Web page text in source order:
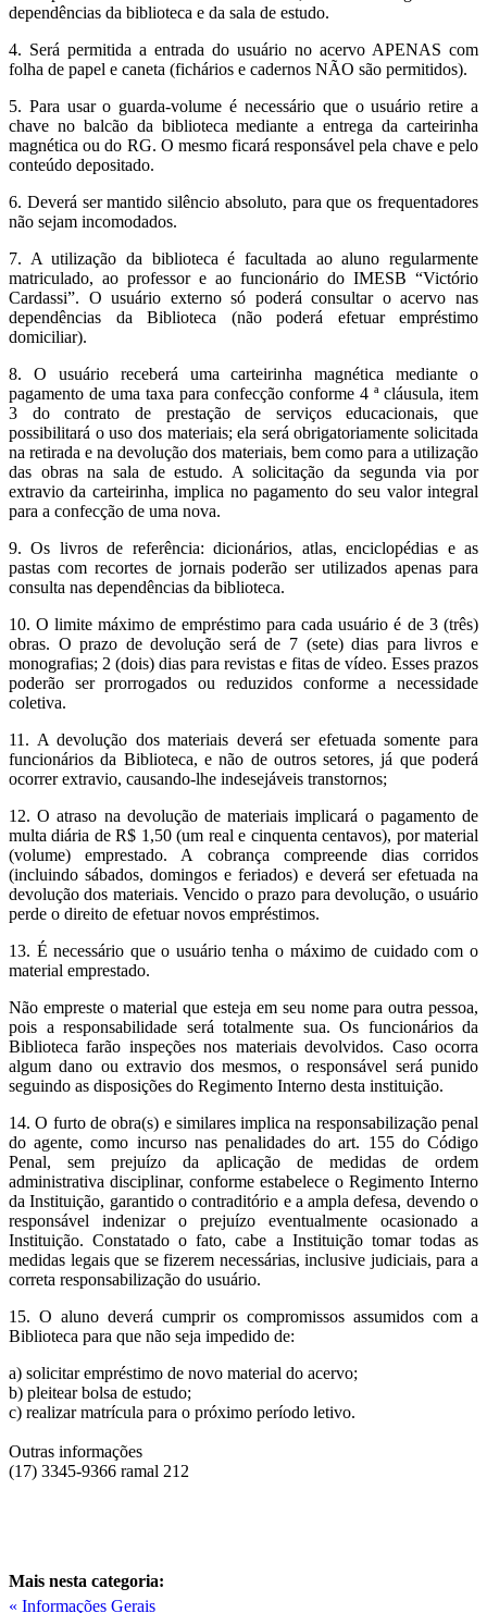
dependências da biblioteca e da sala de estudo.
4. Será permitida a entrada do usuário no acervo APENAS com
folha de papel e caneta (fichários e cadernos NÃO são permitidos).
5. Para usar o guarda-volume é necessário que o usuário retire a
chave no balcão da biblioteca mediante a entrega da carteirinha
magnética ou do RG. O mesmo ficará responsável pela chave e pelo
conteúdo depositado.
6. Deverá ser mantido silêncio absoluto, para que os frequentadores
não sejam incomodados.
7. A utilização da biblioteca é facultada ao aluno regularmente
matriculado, ao professor e ao funcionário do IMESB “Victório
Cardassi”. O usuário externo só poderá consultar o acervo nas
dependências da Biblioteca (não poderá efetuar empréstimo
domiciliar).
8. O usuário receberá uma carteirinha magnética mediante o
pagamento de uma taxa para confecção conforme 4 ª cláusula, item
3 do contrato de prestação de serviços educacionais, que
possibilitará o uso dos materiais; ela será obrigatoriamente solicitada
na retirada e na devolução dos materiais, bem como para a utilização
das obras na sala de estudo. A solicitação da segunda via por
extravio da carteirinha, implica no pagamento do seu valor integral
para a confecção de uma nova.
9. Os livros de referência: dicionários, atlas, enciclopédias e as
pastas com recortes de jornais poderão ser utilizados apenas para
consulta nas dependências da biblioteca.
10. O limite máximo de empréstimo para cada usuário é de 3 (três)
obras. O prazo de devolução será de 7 (sete) dias para livros e
monografias; 2 (dois) dias para revistas e fitas de vídeo. Esses prazos
poderão ser prorrogados ou reduzidos conforme a necessidade
coletiva.
11. A devolução dos materiais deverá ser efetuada somente para
funcionários da Biblioteca, e não de outros setores, já que poderá
ocorrer extravio, causando-lhe indesejáveis transtornos;
12. O atraso na devolução de materiais implicará o pagamento de
multa diária de R$ 1,50 (um real e cinquenta centavos), por material
(volume) emprestado. A cobrança compreende dias corridos
(incluindo sábados, domingos e feriados) e deverá ser efetuada na
devolução dos materiais. Vencido o prazo para devolução, o usuário
perde o direito de efetuar novos empréstimos.
13. É necessário que o usuário tenha o máximo de cuidado com o
material emprestado.
Não empreste o material que esteja em seu nome para outra pessoa,
pois a responsabilidade será totalmente sua. Os funcionários da
Biblioteca farão inspeções nos materiais devolvidos. Caso ocorra
algum dano ou extravio dos mesmos, o responsável será punido
seguindo as disposições do Regimento Interno desta instituição.
14. O furto de obra(s) e similares implica na responsabilização penal
do agente, como incurso nas penalidades do art. 155 do Código
Penal, sem prejuízo da aplicação de medidas de ordem
administrativa disciplinar, conforme estabelece o Regimento Interno
da Instituição, garantido o contraditório e a ampla defesa, devendo o
responsável indenizar o prejuízo eventualmente ocasionado a
Instituição. Constatado o fato, cabe a Instituição tomar todas as
medidas legais que se fizerem necessárias, inclusive judiciais, para a
correta responsabilização do usuário.
15. O aluno deverá cumprir os compromissos assumidos com a
Biblioteca para que não seja impedido de:
a) solicitar empréstimo de novo material do acervo;
b) pleitear bolsa de estudo;
c) realizar matrícula para o próximo período letivo.
Outras informações
(17) 3345-9366 ramal 212
Mais nesta categoria:
« Informações Gerais